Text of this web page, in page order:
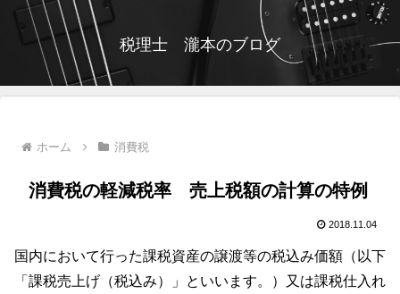
税理士 瀧本のブログ
ホーム 消費税
消費税の軽減税率 売上税額の計算の特例
2018.11.04
国内において行った課税資産の譲渡等の税込み価額（以下
「課税売上げ（税込み）」といいます。）又は課税仕入れ